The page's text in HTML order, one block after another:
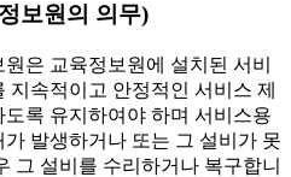
보원의 의무)
은 교육정보원에 설치된 서비
지속적이고 안정적인 서비스 제
도록 유지하여야 하며 서비스용
가 발생하거나 또는 그 설비가 못
그 설비를 수리하거나 복구합니